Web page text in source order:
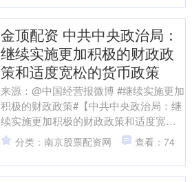
金顶配资 中共中央政治局：
继续实施更加积极的财政政
策和适度宽松的货币政策
来源：@中国经营报微博 #继续实施更加
积极的财政政策#【中共中央政治局：继
续实施更加积极的财政政策和适度宽松
的货币政策】#中央政治局12月8日召开
会议#，#分析....
分类：南京股票配资网 查看：74